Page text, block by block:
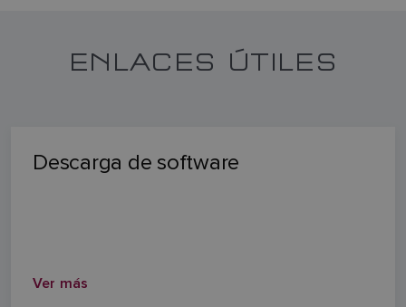
ENLACES ÚTILES
Descarga de software
Ver más